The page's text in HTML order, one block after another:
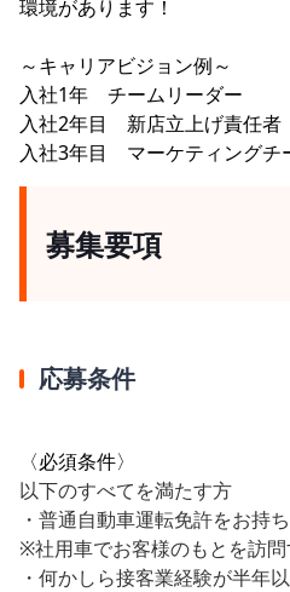
環境があります！
～キャリアビジョン例～
入社1年 チームリーダー
入社2年目 新店立上げ責任者
入社3年目 マーケティングチ
募集要項
応募条件
〈必須条件〉
以下のすべてを満たす方
・普通自動車運転免許をお持
※社用車でお客様のもとを訪
・何かしら接客業経験が半年